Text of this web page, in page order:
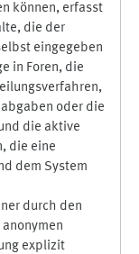
können, erfasst
die der
eingegeben
in Foren, die
oder die
die aktive
die eine
dem System
durch den
explizit